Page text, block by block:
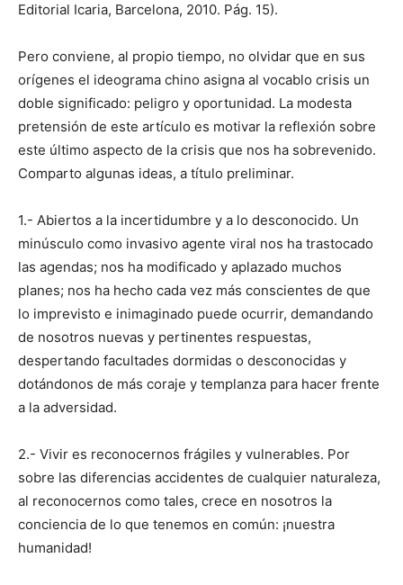
Editorial Icaria, Bar­celona, 2010. Pág. 15).
Pero conviene, al propio tiempo, no olvidar que en sus
orígenes el ideograma chino asigna al vocablo crisis un
doble significado: pe­ligro y oportunidad. La mo­desta
pretensión de este artículo es motivar la refle­xión sobre
este último aspecto de la crisis que nos ha sobrevenido.
Comparto algunas ideas, a título preliminar.
1.- Abiertos a la incerti­dumbre y a lo desconocido. Un
minúsculo como invasivo agente viral nos ha tras­tocado
las agendas; nos ha modificado y aplazado mu­chos
planes; nos ha hecho cada vez más conscientes de que
lo imprevisto e inimaginado puede ocurrir, demandando
de nosotros nuevas y pertinentes respuestas,
despertando facultades dormidas o desconocidas y
dotándonos de más coraje y templanza para hacer frente
a la adversidad.
2.- Vivir es reconocernos frágiles y vulnerables. Por
sobre las diferencias accidentes de cualquier natura­leza,
al reconocernos como tales, crece en nosotros la
conciencia de lo que tene­mos en común: ¡nuestra
humanidad!